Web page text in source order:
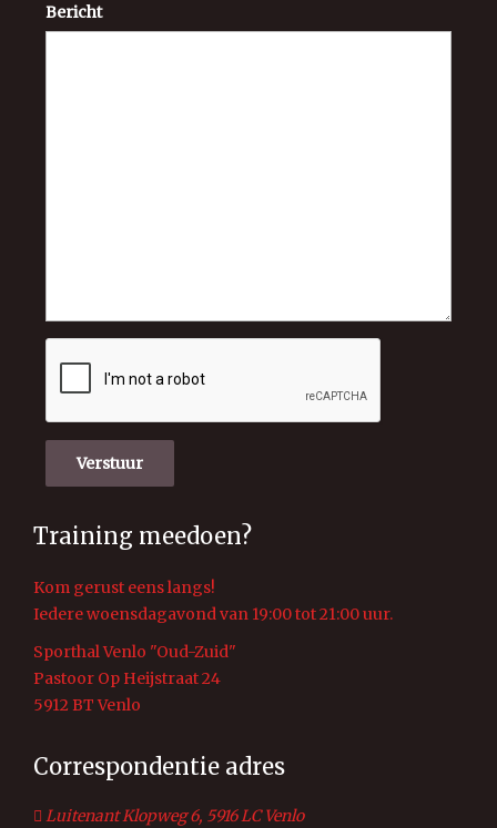
Bericht
Verstuur
Training meedoen?
Kom gerust eens langs!
Iedere woensdagavond van 19:00 tot 21:00 uur.
Sporthal Venlo "Oud-Zuid"
Pastoor Op Heijstraat 24
5912 BT Venlo
Correspondentie adres
Luitenant Klopweg 6, 5916 LC Venlo